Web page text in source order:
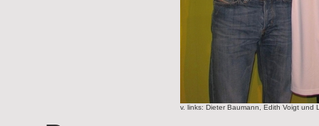
v. links: Dieter Baumann, Edith Voigt und